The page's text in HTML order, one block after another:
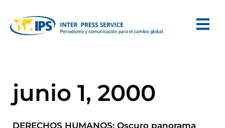
junio 1, 2000
DERECHOS HUMANOS: Oscuro panorama